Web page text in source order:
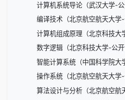
计算机系统导论（武汉大学-公
编译技术（北京航空航天大学-
计算机组成原理（北京科技大
数字逻辑（北京科技大学-公开
智能计算系统（中国科学院大
操作系统（北京航空航天大学-
算法设计与分析（北京航空航